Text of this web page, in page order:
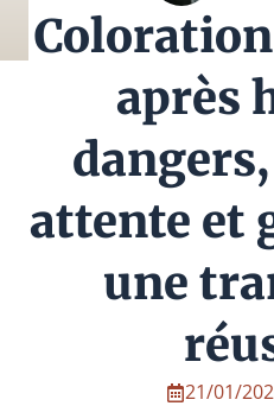
après
attente et
une
21/01/